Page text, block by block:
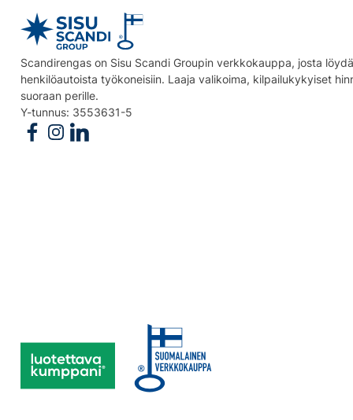
Scandirengas on Sisu Scandi Groupin verkkokauppa, josta
henkilöautoista työkoneisiin. Laaja valikoima, kilpailukykyiset
suoraan perille.
Y-tunnus: 3553631-5
Follow us on Facebook
Follow us on Instagram
Follow us on Linkedin